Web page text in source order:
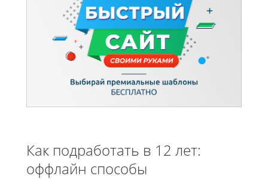
Как подработать в 12 лет:
оффлайн способы